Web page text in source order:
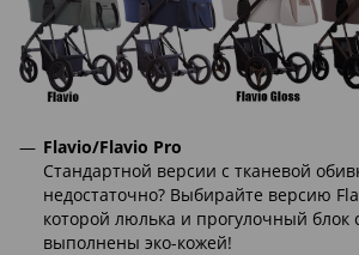
Flavio/Flavio Pro
Стандартной версии с тканевой
недостаточно? Выбирайте версию
которой люлька и прогулочный блок
выполнены эко-кожей!